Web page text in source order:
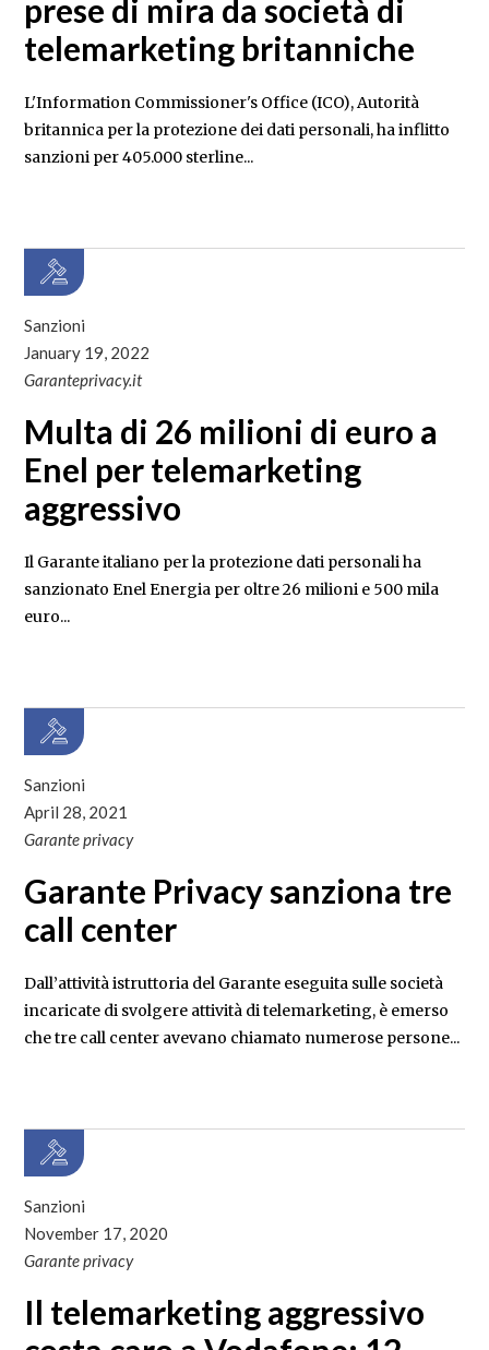
prese di mira da società di
telemarketing britanniche
L'Information Commissioner's Office (ICO), Autorità
britannica per la protezione dei dati personali, ha inflitto
sanzioni per 405.000 sterline...
Sanzioni
January 19, 2022
Garanteprivacy.it
Multa di 26 milioni di euro a
Enel per telemarketing
aggressivo
Il Garante italiano per la protezione dati personali ha
sanzionato Enel Energia per oltre 26 milioni e 500 mila
euro...
Sanzioni
April 28, 2021
Garante privacy
Garante Privacy sanziona tre
call center
Dall’attività istruttoria del Garante eseguita sulle società
incaricate di svolgere attività di telemarketing, è emerso
che tre call center avevano chiamato numerose persone...
Sanzioni
November 17, 2020
Garante privacy
Il telemarketing aggressivo